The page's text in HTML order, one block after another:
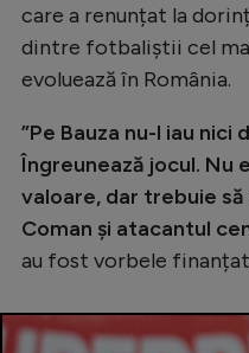
Alte
JO 2024
Intră în
Creează
care a renunțat la
dintre fotbaliștii cel
evoluează în România.
”Pe Bauza nu-l iau nici
Îngreunează jocul. Nu
valoare, dar trebuie
Coman și atacantul
au fost vorbele